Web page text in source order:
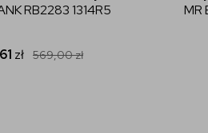
RB2283 1314R5
zł 569,00zł
MR